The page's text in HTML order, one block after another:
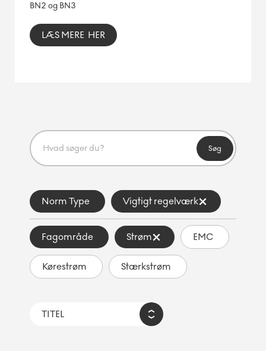
BN2 og BN3
LÆS MERE HER
Søg
Norm Type Vigtigt regelværk
Fagområde Strøm EMC
Kørestrøm Stærkstrøm